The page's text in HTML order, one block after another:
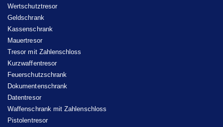
Wertschutztresor
Geldschrank
Kassenschrank
Mauertresor
Tresor mit Zahlenschloss
Kurzwaffentresor
Feuerschutzschrank
Dokumentenschrank
Datentresor
Waffenschrank mit Zahlenschloss
Pistolentresor